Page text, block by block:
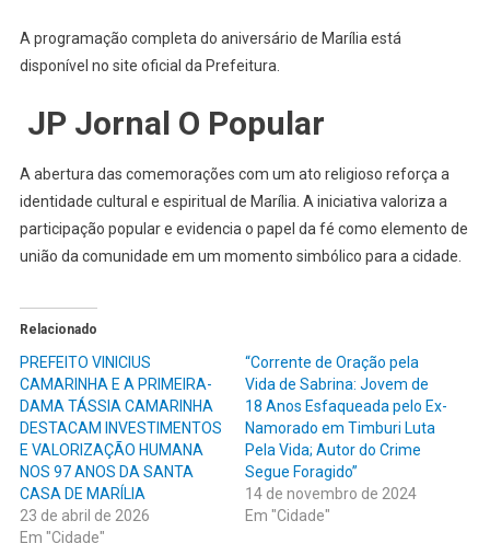
A programação completa do aniversário de Marília está
disponível no site oficial da Prefeitura.
JP Jornal O Popular
A abertura das comemorações com um ato religioso reforça a
identidade cultural e espiritual de Marília. A iniciativa valoriza a
participação popular e evidencia o papel da fé como elemento de
união da comunidade em um momento simbólico para a cidade.
Relacionado
PREFEITO VINICIUS
CAMARINHA E A PRIMEIRA-
DAMA TÁSSIA CAMARINHA
DESTACAM INVESTIMENTOS
E VALORIZAÇÃO HUMANA
NOS 97 ANOS DA SANTA
CASA DE MARÍLIA
23 de abril de 2026
Em "Cidade"
“Corrente de Oração pela
Vida de Sabrina: Jovem de
18 Anos Esfaqueada pelo Ex-
Namorado em Timburi Luta
Pela Vida; Autor do Crime
Segue Foragido”
14 de novembro de 2024
Em "Cidade"